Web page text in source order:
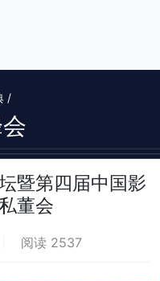
/
暨第四届中国影
董会
阅读 2537